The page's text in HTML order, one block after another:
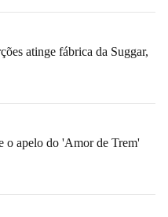
atinge fábrica da Suggar,
o apelo do 'Amor de Trem'